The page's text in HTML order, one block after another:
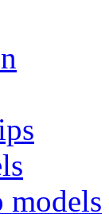
models